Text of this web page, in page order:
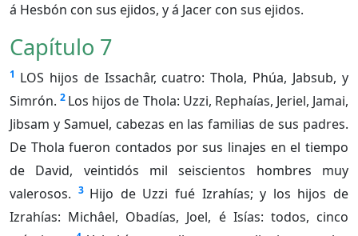
á Hesbón con sus ejidos, y á Jacer con sus ejidos.
Capítulo 7
1 LOS hijos de Issachâr, cuatro: Thola, Phúa, Jabsub, y
Simrón. 2 Los hijos de Thola: Uzzi, Rephaías, Jeriel, Jamai,
Jibsam y Samuel, cabezas en las familias de sus padres.
De Thola fueron contados por sus linajes en el tiempo
de David, veintidós mil seiscientos hombres muy
valerosos. 3 Hijo de Uzzi fué Izrahías; y los hijos de
Izrahías: Michâel, Obadías, Joel, é Isías: todos, cinco